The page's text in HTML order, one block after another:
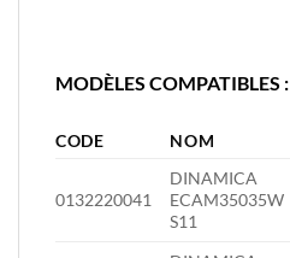
MODÈLES COMPATIBLES :
CODE NOM
0132220041
DINAMICA
ECAM35035W
S11